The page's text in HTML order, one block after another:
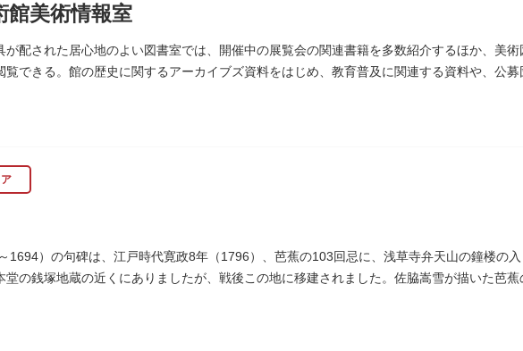
館美術情報室
が配された居心地のよい図書室では、開催中の展覧会の関連書籍を多数紹介するほか、美
覧できる。館の歴史に関するアーカイブズ資料をはじめ、教育普及に関連する資料や、公募
1694）の句碑は、江戸時代寛政8年（1796）、芭蕉の103回忌に、浅草寺弁天山の鐘楼の
堂の銭塚地蔵の近くにありましたが、戦後この地に移建されました。佐脇嵩雪が描いた芭蕉